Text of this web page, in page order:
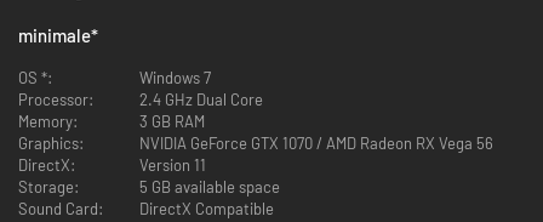
La cité est le cœur de votre empire marchand. Planifiez votre expansion
minimale*
OS *:
Windows 7
Processor:
2.4 GHz Dual Core
Memory:
3 GB RAM
Graphics:
NVIDIA GeForce GTX 1070 / AMD Radeon RX Vega 56
DirectX:
Version 11
Storage:
5 GB available space
Sound Card:
DirectX Compatible